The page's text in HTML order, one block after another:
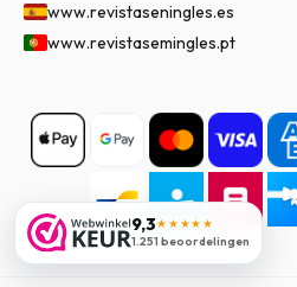
9,3★★★★★
1.251 beoordelingen
www.revistaseningles.es
www.revistasemingles.pt